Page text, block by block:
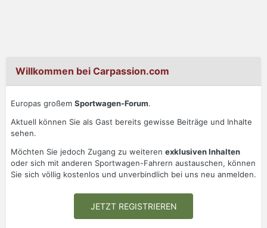
Willkommen bei Carpassion.com
Europas großem Sportwagen-Forum.
Aktuell können Sie als Gast bereits gewisse Beiträge und Inhalte
sehen.
Möchten Sie jedoch Zugang zu weiteren exklusiven Inhalten
oder sich mit anderen Sportwagen-Fahrern austauschen, können
Sie sich völlig kostenlos und unverbindlich bei uns neu anmelden.
JETZT REGISTRIEREN